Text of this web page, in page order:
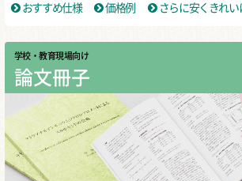
おすすめ仕様
価格例 さらに安くきれい
学校・教育現場向け
論文冊子